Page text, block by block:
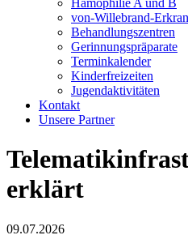
von-Willebrand-
Behandlungszentren
Gerinnungspräparate
Terminkalender
Kinderfreizeiten
Jugendaktivitäten
Kontakt
Unsere Partner
erklärt
09.07.2026